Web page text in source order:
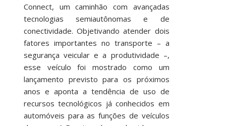
Connect, um caminhão com avançadas
tecnologias semiautônomas e de
conectividade. Objetivando atender dois
fatores importantes no transporte – a
segurança veicular e a produtividade –,
esse veículo foi mostrado como um
lançamento previsto para os próximos
anos e aponta a tendência de uso de
recursos tecnológicos já conhecidos em
automóveis para as funções de veículos